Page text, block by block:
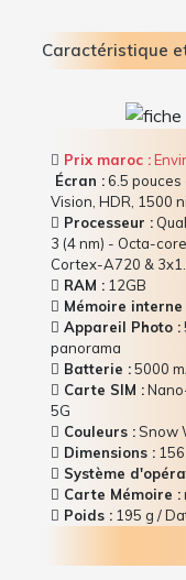
Caractéristique
Prix maroc :
Écran :6.5 pouces
Vision, HDR, 1500
Processeur :
3 (4 nm) - Octa-
Cortex-A720 &
RAM : 12GB
Mémoire interne
Appareil Photo :
panorama
Batterie :5000
Carte SIM :
5G
Couleurs :Snow
Dimensions :
Système
Carte Mémoire :
Poids : 195 g /